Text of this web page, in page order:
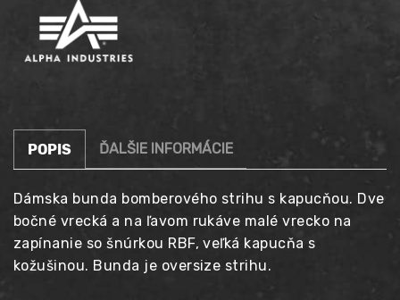
POPIS ĎALŠIE INFORMÁCIE
Dámska bunda bomberového strihu s kapucňou. Dve
bočné vrecká a na ľavom rukáve malé vrecko na
zapínanie so šnúrkou RBF, veľká kapucňa s
kožušinou. Bunda je oversize strihu.